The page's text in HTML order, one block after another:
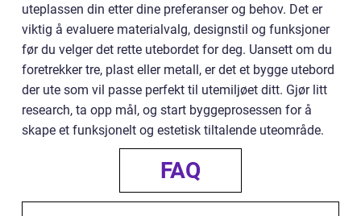
uteplassen din etter dine preferanser og behov. Det er
viktig å evaluere materialvalg, designstil og funksjoner
før du velger det rette utebordet for deg. Uansett om du
foretrekker tre, plast eller metall, er det et bygge utebord
der ute som vil passe perfekt til utemiljøet ditt. Gjør litt
research, ta opp mål, og start byggeprosessen for å
skape et funksjonelt og estetisk tiltalende uteområde.
FAQ